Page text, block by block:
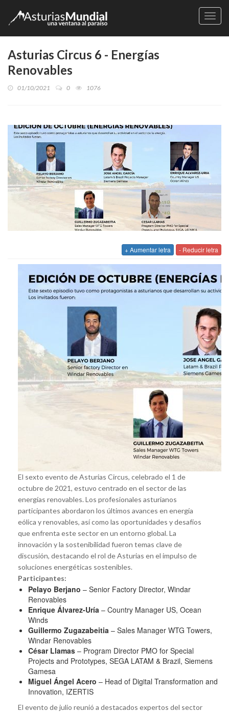
Asturias Circus 6 - Energías
Renovables
01/10/2021 0 1076
+ Aumentar letra - Reducir letra
El sexto evento de Asturias Circus, celebrado el 1 de
octubre de 2021, estuvo centrado en el sector de las
energías renovables. Los profesionales asturianos
participantes abordaron los últimos avances en energía
eólica y renovables, así como las oportunidades y desafíos
que enfrenta este sector en un entorno global. La
innovación y la sostenibilidad fueron temas clave de
discusión, destacando el rol de Asturias en el impulso de
soluciones energéticas sostenibles.
Participantes:
Pelayo Berjano – Senior Factory Director, Windar
Renovables
Enrique Álvarez-Uría – Country Manager US, Ocean
Winds
Guillermo Zugazabeitia – Sales Manager WTG Towers,
Windar Renovables
César Llamas – Program Director PMO for Special
Projects and Prototypes, SEGA LATAM & Brazil, Siemens
Gamesa
Miguel Ángel Acero – Head of Digital Transformation and
Innovation, IZERTIS
El evento de julio reunió a destacados expertos del sector